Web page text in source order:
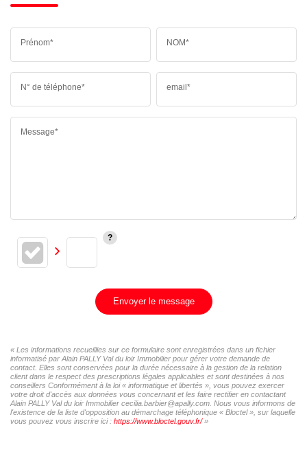
Prénom* NOM*
N° de téléphone* email*
Message*
Envoyer le message
« Les informations recueillies sur ce formulaire sont enregistrées dans un fichier
informatisé par Alain PALLY Val du loir Immobilier pour gérer votre demande de
contact. Elles sont conservées pour la durée nécessaire à la gestion de la relation
client dans le respect des prescriptions légales applicables et sont destinées à nos
conseillers Conformément à la loi « informatique et libertés », vous pouvez exercer
votre droit d'accès aux données vous concernant et les faire rectifier en contactant
Alain PALLY Val du loir Immobilier cecilia.barbier@apally.com. Nous vous informons de
l'existence de la liste d'opposition au démarchage téléphonique « Bloctel », sur laquelle
vous pouvez vous inscrire ici : https://www.bloctel.gouv.fr/»